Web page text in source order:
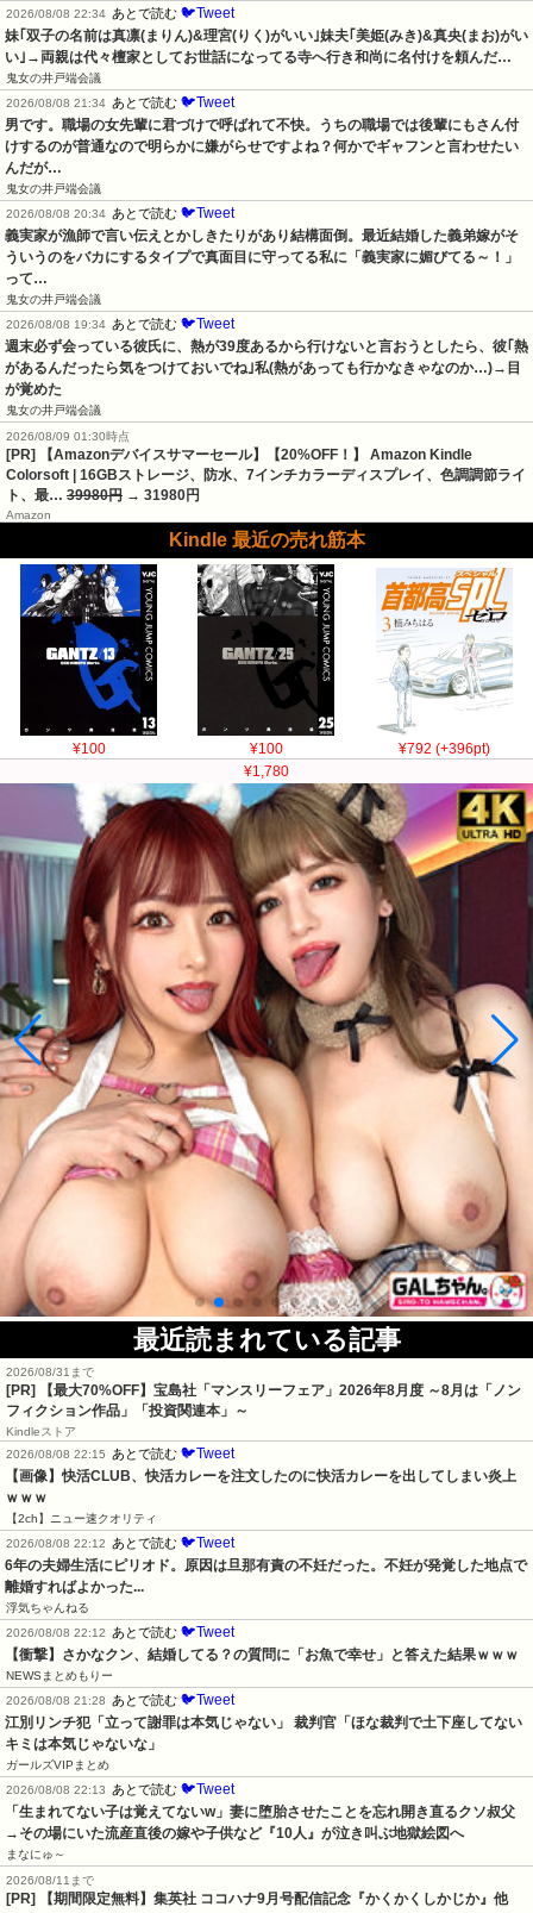
2026/08/08 22:34 あとで読む 🐦Tweet
妹｢双子の名前は真凛(まりん)&理宮(りく)がいい｣妹夫｢美姫(みき)&真央(まお)がい
い｣→両親は代々檀家としてお世話になってる寺へ行き和尚に名付けを頼んだ…
鬼女の井戸端会議
2026/08/08 21:34 あとで読む 🐦Tweet
男です。職場の女先輩に君づけで呼ばれて不快。うちの職場では後輩にもさん付
けするのが普通なので明らかに嫌がらせですよね？何かでギャフンと言わせたい
んだが…
鬼女の井戸端会議
2026/08/08 20:34 あとで読む 🐦Tweet
義実家が漁師で言い伝えとかしきたりがあり結構面倒。最近結婚した義弟嫁がそ
ういうのをバカにするタイプで真面目に守ってる私に「義実家に媚びてる～！」
って…
鬼女の井戸端会議
2026/08/08 19:34 あとで読む 🐦Tweet
週末必ず会っている彼氏に、熱が39度あるから行けないと言おうとしたら、彼｢熱
があるんだったら気をつけておいでね｣私(熱があっても行かなきゃなのか…)→目
が覚めた
鬼女の井戸端会議
2026/08/09 01:30時点
[PR] 【Amazonデバイスサマーセール】【20%OFF！】 Amazon Kindle
Colorsoft | 16GBストレージ、防水、7インチカラーディスプレイ、色調調節ライ
ト、最… 39980円 → 31980円
Amazon
Kindle 最近の売れ筋本
¥100 ¥100
¥792 (+396pt)
¥1,780
最近読まれている記事
2026/08/31まで
[PR] 【最大70%OFF】宝島社「マンスリーフェア」2026年8月度 ～8月は「ノン
フィクション作品」「投資関連本」～
Kindleストア
2026/08/08 22:15
あとで読む 🐦Tweet
【画像】快活CLUB、快活カレーを注文したのに快活カレーを出してしまい炎上
ｗｗｗ
【2ch】ニュー速クオリティ
2026/08/08 22:12
あとで読む 🐦Tweet
6年の夫婦生活にピリオド。原因は旦那有責の不妊だった。不妊が発覚した地点で
離婚すればよかった...
浮気ちゃんねる
2026/08/08 22:12
あとで読む 🐦Tweet
【衝撃】さかなクン、結婚してる？の質問に「お魚で幸せ」と答えた結果ｗｗｗ
NEWSまとめもりー
2026/08/08 21:28
あとで読む 🐦Tweet
江別リンチ犯「立って謝罪は本気じゃない」 裁判官「ほな裁判で土下座してない
キミは本気じゃないな」
ガールズVIPまとめ
2026/08/08 22:13
あとで読む 🐦Tweet
「生まれてない子は覚えてないw」妻に堕胎させたことを忘れ開き直るクソ叔父
→その場にいた流産直後の嫁や子供など『10人』が泣き叫ぶ地獄絵図へ
まなにゅ～
2026/08/11まで
[PR] 【期間限定無料】集英社 ココハナ9月号配信記念『かくかくしかじか』他